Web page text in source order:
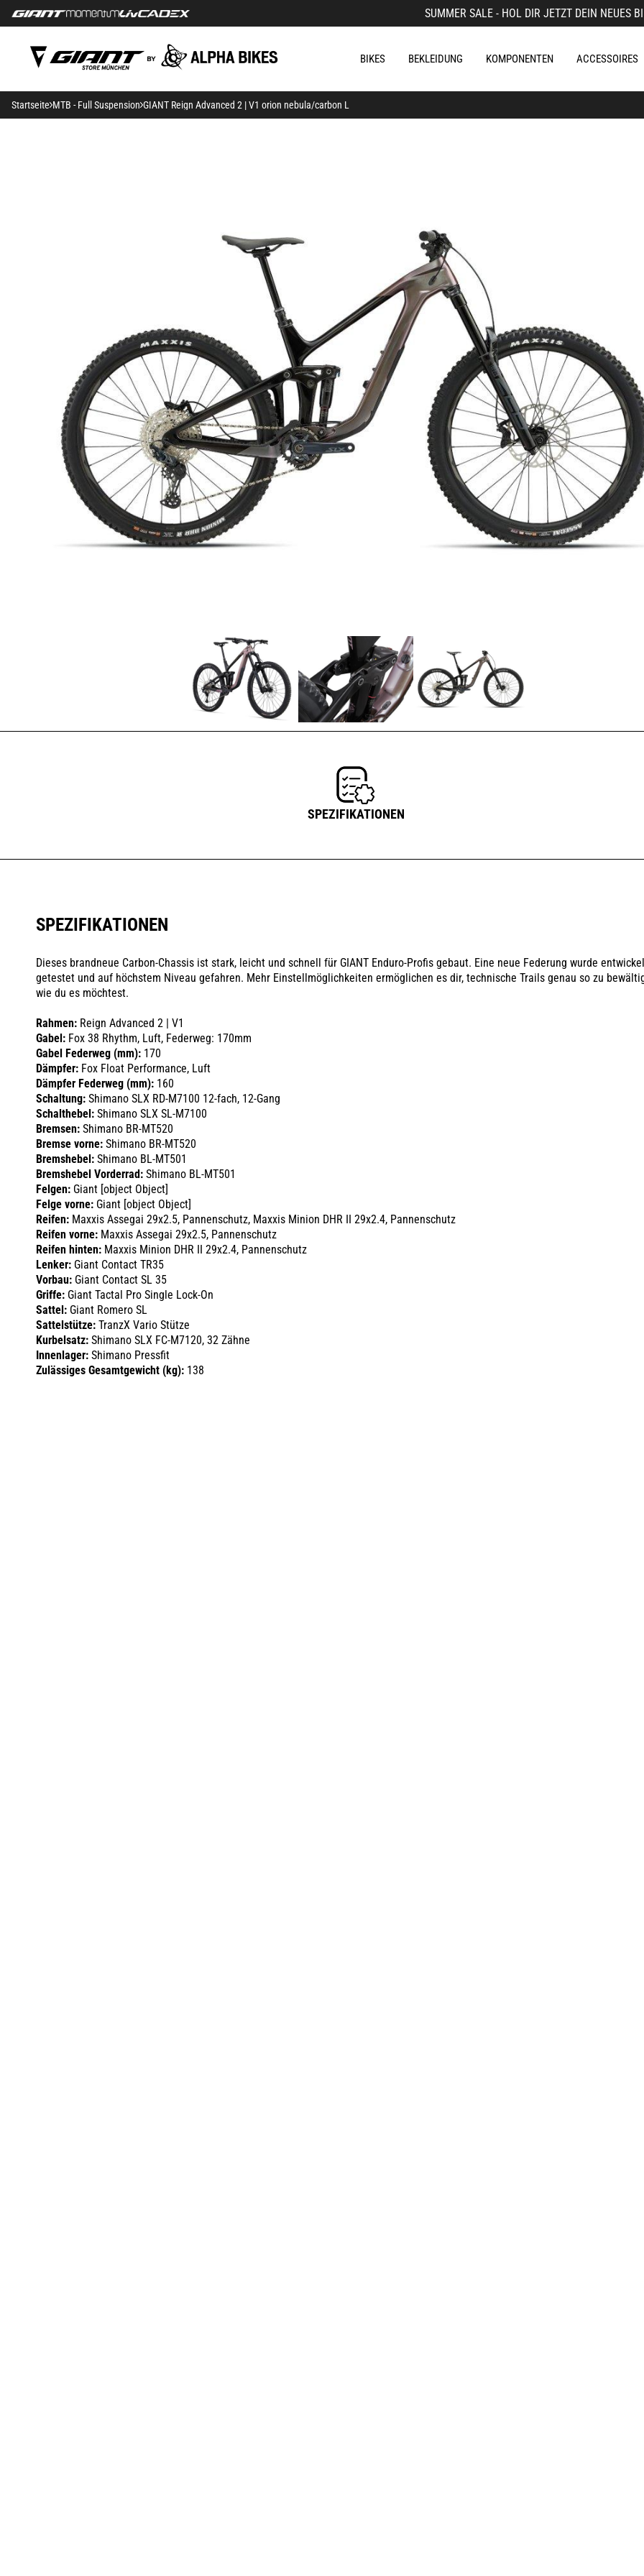
SUMMER SALE - HOL DIR JETZT DEIN NEUES
BIKES BEKLEIDUNG KOMPONENTEN ACCESSOIRES
Startseite MTB - Full Suspension GIANT Reign Advanced 2 | V1 orion nebula/carbon L
SPEZIFIKATIONEN
SPEZIFIKATIONEN
Dieses brandneue Carbon-Chassis ist stark, leicht und schnell für GIANT Enduro-Profis gebaut. Eine neue Federung wurde
getestet und auf höchstem Niveau gefahren. Mehr Einstellmöglichkeiten ermöglichen es dir, technische Trails genau so zu
wie du es möchtest.
Rahmen:Reign Advanced 2 | V1
Gabel:Fox 38 Rhythm, Luft, Federweg: 170mm
Gabel Federweg (mm):170
Dämpfer:Fox Float Performance, Luft
Dämpfer Federweg (mm):160
Schaltung:Shimano SLX RD-M7100 12-fach, 12-Gang
Schalthebel:Shimano SLX SL-M7100
Bremsen:Shimano BR-MT520
Bremse vorne:Shimano BR-MT520
Bremshebel:Shimano BL-MT501
Bremshebel Vorderrad:Shimano BL-MT501
Felgen:Giant [object Object]
Felge vorne:Giant [object Object]
Reifen:Maxxis Assegai 29x2.5, Pannenschutz, Maxxis Minion DHR II 29x2.4, Pannenschutz
Reifen vorne:Maxxis Assegai 29x2.5, Pannenschutz
Reifen hinten:Maxxis Minion DHR II 29x2.4, Pannenschutz
Lenker:Giant Contact TR35
Vorbau:Giant Contact SL 35
Griffe:Giant Tactal Pro Single Lock-On
Sattel:Giant Romero SL
Sattelstütze:TranzX Vario Stütze
Kurbelsatz:Shimano SLX FC-M7120, 32 Zähne
Innenlager:Shimano Pressfit
Zulässiges Gesamtgewicht (kg):138